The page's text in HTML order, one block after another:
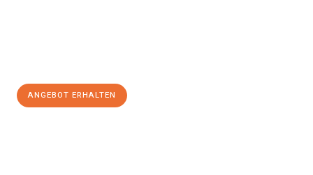
ANGEBOT ERHALTEN